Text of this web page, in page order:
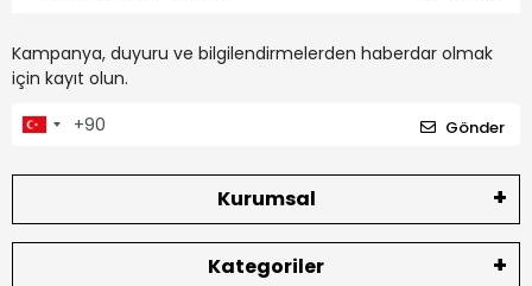
Kampanya, duyuru ve bilgilendirmelerden haberdar olmak
için kayıt olun.
Gönder
Kurumsal
Kategoriler